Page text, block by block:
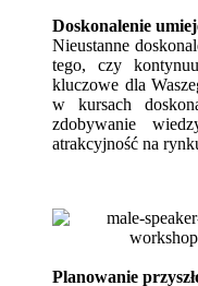
Doskonalenie
Nieustanne
tego, czy
kluczowe dla
w kursach
zdobywanie
atrakcyjność na
Planowanie